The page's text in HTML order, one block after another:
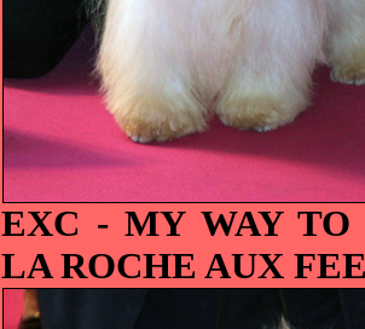
EXC - MY WAY TO
LA ROCHE AUX